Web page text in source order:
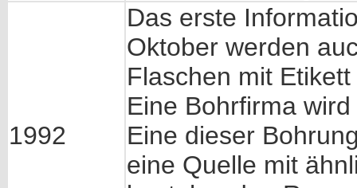
1992
Das erste
Oktober werden
Flaschen mit
Eine Bohrfirma
Eine dieser
eine Quelle mit